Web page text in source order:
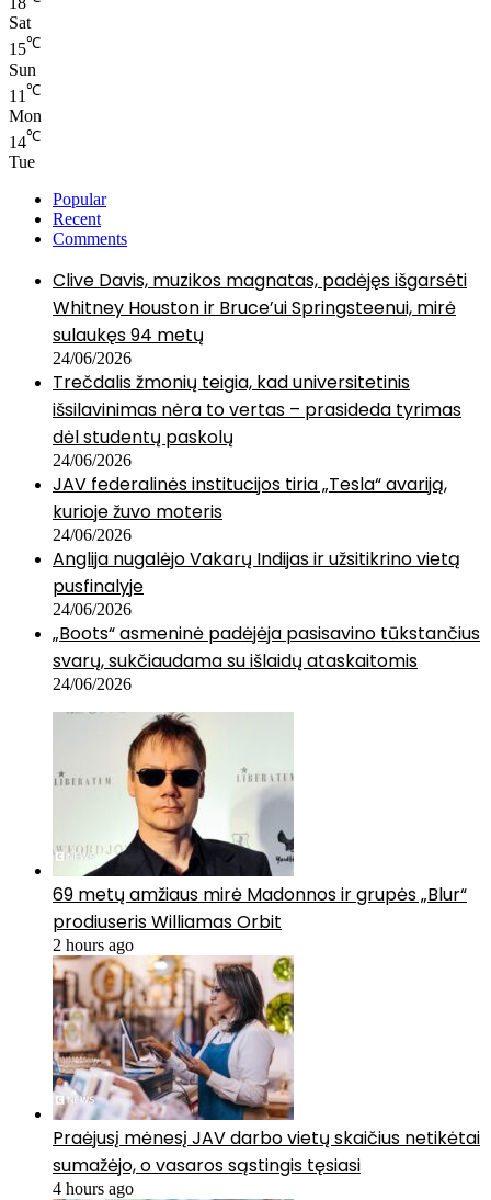
Sat
15℃
Sun
11 ℃
Mon
14℃
Tue
Popular
Recent
Comments
Clive Davis, muzikos magnatas, padėjęs išgarsėti
Whitney Houston ir Bruce’ui Springsteenui, mirė
sulaukęs 94 metų
24/06/2026
Trečdalis žmonių teigia, kad universitetinis
išsilavinimas nėra to vertas – prasideda tyrimas
dėl studentų paskolų
24/06/2026
JAV federalinės institucijos tiria „Tesla“ avariją,
kurioje žuvo moteris
24/06/2026
Anglija nugalėjo Vakarų Indijas ir užsitikrino vietą
pusfinalyje
24/06/2026
„Boots“ asmeninė padėjėja pasisavino tūkstančius
svarų, sukčiaudama su išlaidų ataskaitomis
24/06/2026
69 metų amžiaus mirė Madonnos ir grupės „Blur“
prodiuseris Williamas Orbit
2 hours ago
Praėjusį mėnesį JAV darbo vietų skaičius netikėtai
sumažėjo, o vasaros sąstingis tęsiasi
4 hours ago